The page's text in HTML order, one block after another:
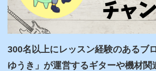
300名以上にレッスン経験のあるブ
ゆうき」が運営するギターや機材関